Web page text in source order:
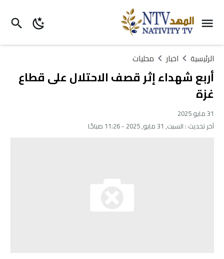
الرئيسية اخبار محليات
أربع شهداء إثر قصف الاحتلال على قطاع
غزة
31 مايو 2025
آخر تحديث : السبت, 31 مايو, 2025 - 11:26 صباحًا